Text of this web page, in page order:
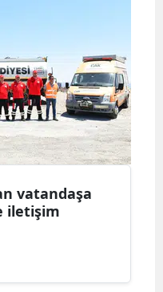
vatandaşa
iletişim